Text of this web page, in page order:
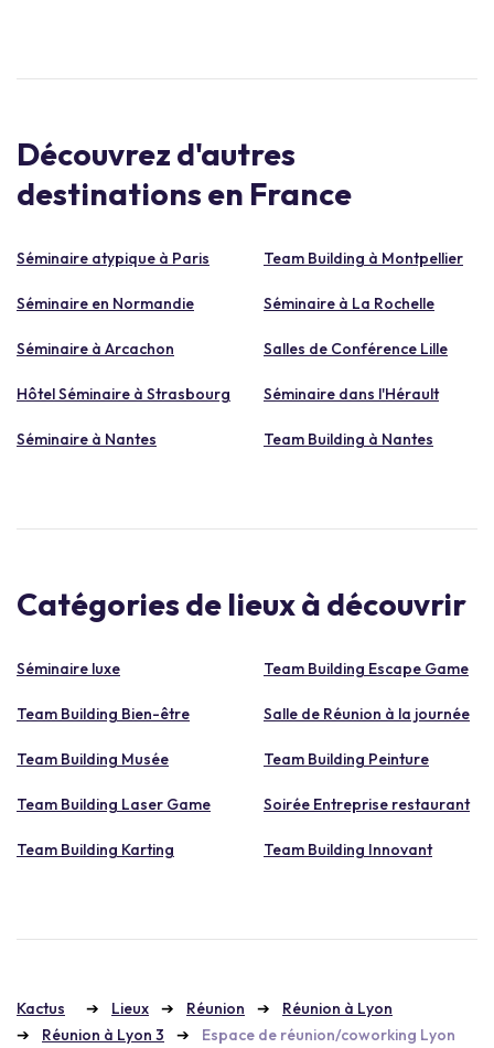
Découvrez d'autres
destinations en France
Séminaire atypique à Paris Team Building à Montpellier
Séminaire en Normandie Séminaire à La Rochelle
Séminaire à Arcachon Salles de Conférence Lille
Hôtel Séminaire à Strasbourg Séminaire dans l'Hérault
Séminaire à Nantes Team Building à Nantes
Catégories de lieux à découvrir
Séminaire luxe Team Building Escape Game
Team Building Bien-être Salle de Réunion à la journée
Team Building Musée Team Building Peinture
Team Building Laser Game Soirée Entreprise restaurant
Team Building Karting Team Building Innovant
Kactus Lieux Réunion
Réunion à Lyon
Réunion à Lyon 3
Espace de réunion/coworking Lyon